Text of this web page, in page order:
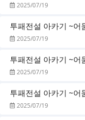
2025/07/19
투패전설 아카기 ~어
2025/07/19
투패전설 아카기 ~어
2025/07/19
투패전설 아카기 ~어
2025/07/19